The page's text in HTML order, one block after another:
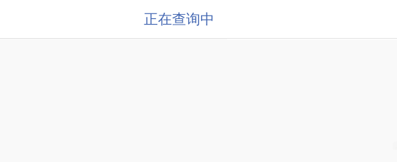
正在查询中